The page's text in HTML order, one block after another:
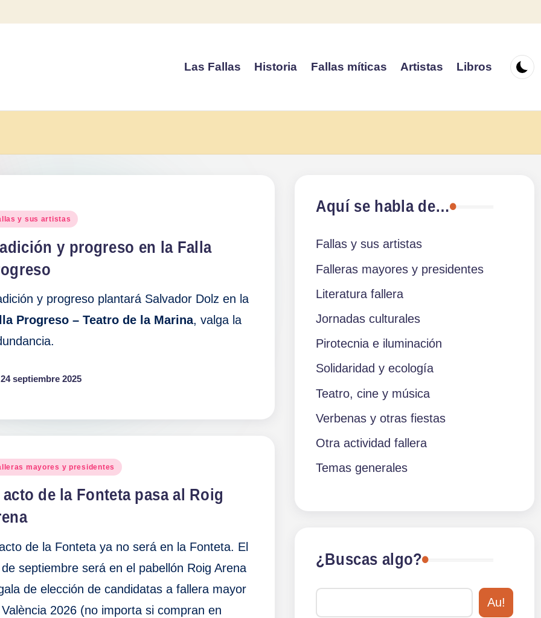
Las Fallas Historia Fallas míticas Artistas Libros
y sus artistas
y progreso en la Falla
y progreso plantará Salvador Dolz en la
Progreso – Teatro de la Marina, valga la
24 septiembre 2025
mayores y presidentes
acto de la Fonteta pasa al Roig
de la Fonteta ya no será en la Fonteta. El
septiembre será en el pabellón Roig Arena
de elección de candidatas a fallera mayor
2026 (no importa si compran en
Aquí se habla de…
Fallas y sus artistas
Falleras mayores y presidentes
Literatura fallera
Jornadas culturales
Pirotecnia e iluminación
Solidaridad y ecología
Teatro, cine y música
Verbenas y otras fiestas
Otra actividad fallera
Temas generales
¿Buscas algo?
Au!